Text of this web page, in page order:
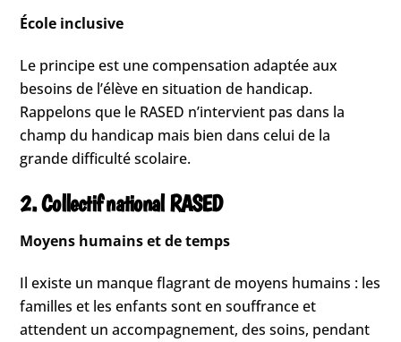
École inclusive
Le principe est une compensation adaptée aux
besoins de l’élève en situation de handicap.
Rappelons que le RASED n’intervient pas dans la
champ du handicap mais bien dans celui de la
grande difficulté scolaire.
2. Collectif national RASED
Moyens humains et de temps
Il existe un manque flagrant de moyens humains : les
familles et les enfants sont en souffrance et
attendent un accompagnement, des soins, pendant